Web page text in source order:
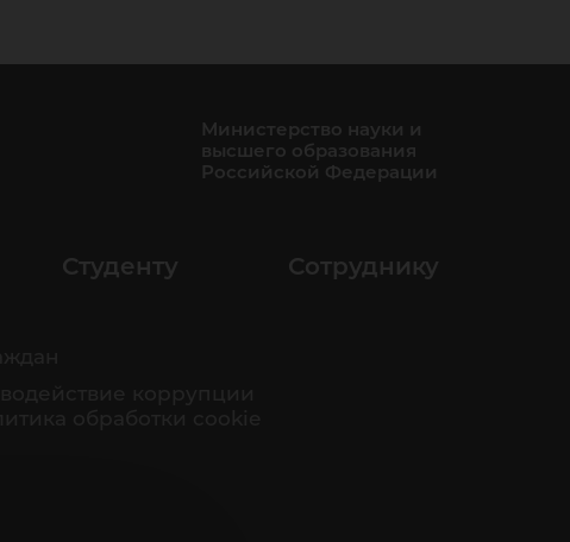
Министерство науки и
высшего образования
Российской Федерации
Студенту Сотруднику